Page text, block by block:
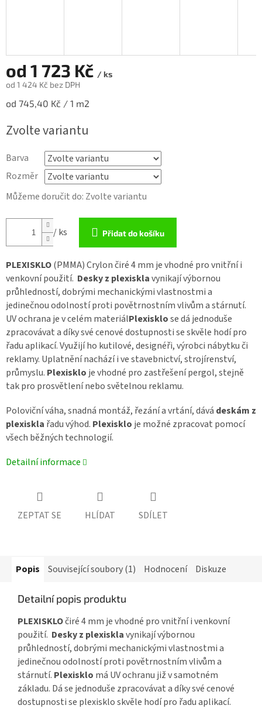
od 1 723 Kč / ks
od 1 424 Kč bez DPH
Měrná
od 745,40 Kč / 1 m2
Zvolte variantu
Barva
Rozměr
Můžeme doručit do: Zvolte variantu
/ ks Přidat do košíku
PLEXISKLO(PMMA) Crylon čiré 4 mm je vhodné pro vnitřní i
venkovní použití. Desky z plexisklavynikají výbornou
průhledností, dobrými mechanickými vlastnostmi a
jedinečnou odolností proti povětrnostním vlivům a stárnutí.
UV ochrana je v celém materiálPlexisklose dá jednoduše
zpracovávat a díky své cenové dostupnosti se skvěle hodí pro
řadu aplikací. Využijí ho kutilové, designéři, výrobci nábytku či
reklamy. Uplatnění nachází i ve stavebnictví, strojírenství,
průmyslu. Plexisklo je vhodné pro zastřešení pergol, stejně
tak pro prosvětlení nebo světelnou reklamu.
Poloviční váha, snadná montáž, řezání a vrtání, dává deskám z
plexiskla řadu výhod. Plexisklo je možné zpracovat pomocí
všech běžných technologií.
Detailní informace
ZEPTAT SE HLÍDAT SDÍLET
Popis Související soubory (1) Hodnocení Diskuze
Detailní popis produktu
PLEXISKLOčiré 4 mm je vhodné pro vnitřní i venkovní
použití. Desky z plexisklavynikají výbornou
průhledností, dobrými mechanickými vlastnostmi a
jedinečnou odolností proti povětrnostním vlivům a
stárnutí. Plexisklo má UV ochranu již v samotném
základu. Dá se jednoduše zpracovávat a díky své cenové
dostupnosti se plexisklo skvěle hodí pro řadu aplikací.